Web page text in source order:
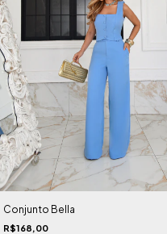
Conjunto Bella
R$168,00